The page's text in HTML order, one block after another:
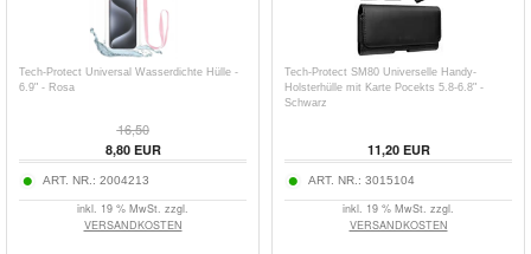
Tech-Protect Universal Wasserdichte Hülle -
6.9" - Rosa
16,50
8,80EUR
ART. NR.: 2004213
inkl. 19 % MwSt. zzgl.
VERSANDKOSTEN
Tech-Protect SM80 Universelle Handy-
Holsterhülle mit Karte Pocekts 5.8-6.8" -
Schwarz
11,20EUR
ART. NR.: 3015104
inkl. 19 % MwSt. zzgl.
VERSANDKOSTEN